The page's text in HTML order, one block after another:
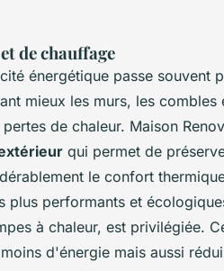
de chauffage
énergétique passe souvent
mieux les murs, les
de chaleur. Maison
qui permet de
le confort
plus performants et
à chaleur, est privilégiée.
d'énergie mais aussi